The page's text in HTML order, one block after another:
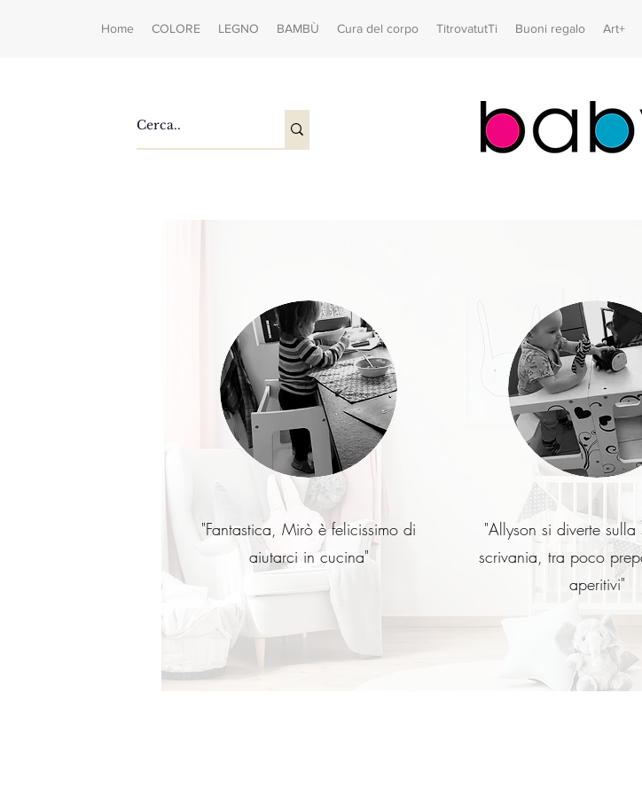
Home COLORE LEGNO BAMBÙ Cura del corpo TitrovatutTi Buoni regalo Art+
"Fantastica,Mirò è felicissimo di
aiutarci in cucina"
"Allyson si diverte sulla
scrivania, tra poco
aperitivi"